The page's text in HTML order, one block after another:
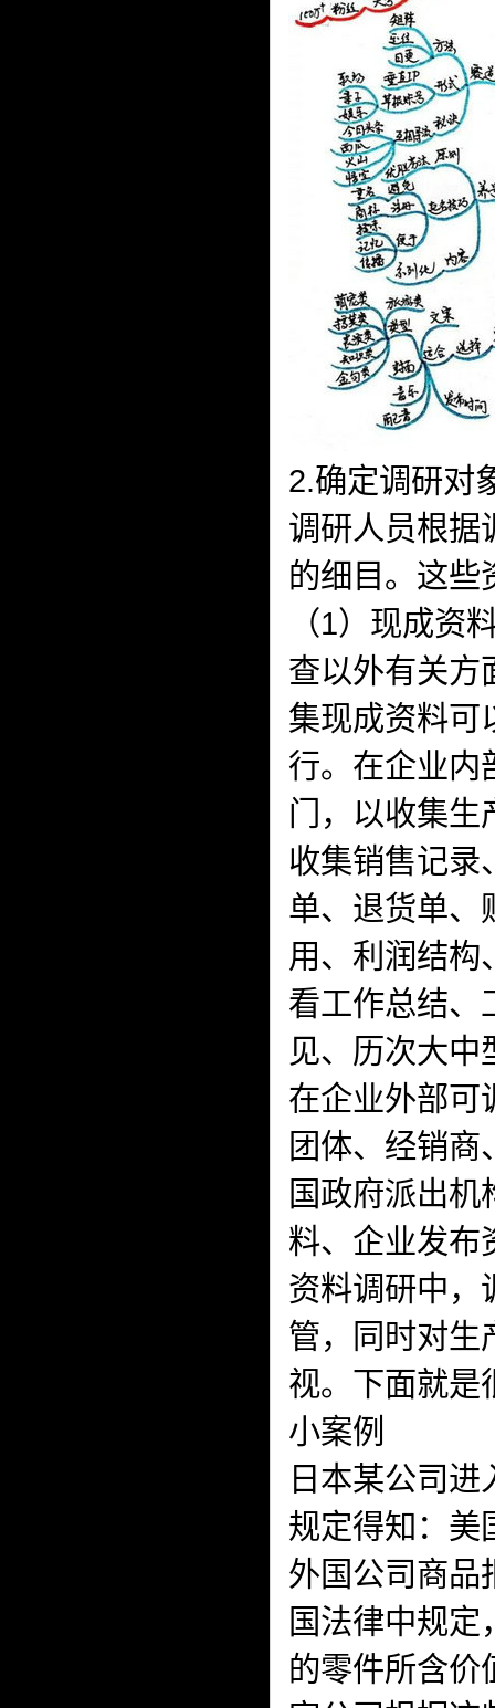
2.确定调研对
调研人员根据
的细目。这些
（1）现成资
查以外有关方
集现成资料可
行。在企业内
门，以收集生
收集销售记录
单、退货单、
用、利润结构
看工作总结、
见、历次大
在企业外部可
团体、经销商
国政府派出机
料、企业发布
资料调研中，
管，同时对生
视。下面就是
小案例
日本某公司
规定得知：美
外国公司商品
国法律中规定
的零件所含价